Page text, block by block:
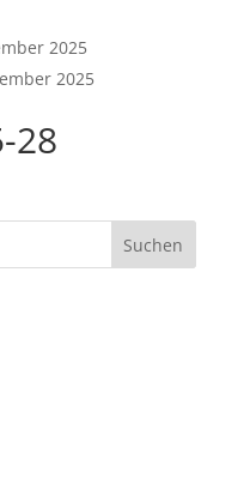
2025
2025
28